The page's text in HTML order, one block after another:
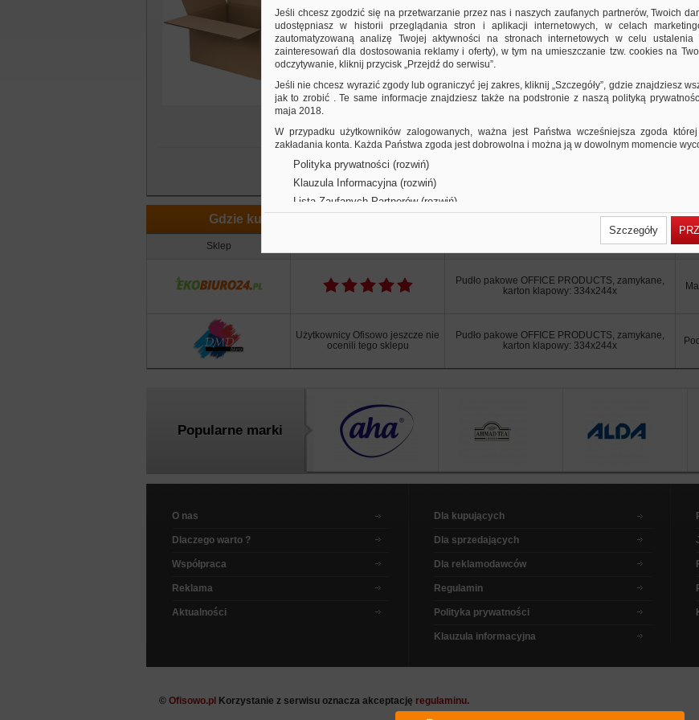
Gdzie kupić Opinie (0)
Sklep Nazwa produktu w sklepie
Pudło pakowe OFFICE PRODUCTS, zamykane,
karton klapowy: 334x244x
Użytkownicy Ofisowo jeszcze nie
ocenili tego sklepu
Pudło pakowe OFFICE PRODUCTS, zamykane,
karton klapowy: 334x244x
Popularne marki
O nas
Dlaczego warto ?
Współpraca
Reklama
Aktualności
Dla kupujących
Dla sprzedających
Dla reklamodawców
Regulamin
Polityka prywatności
Klauzula informacyjna
© Ofisowo.pl Korzystanie z serwisu oznacza akceptację regulaminu.
Jeśli chcesz zgodzić się na przetwarzanie przez nas i naszych zaufanych partnerów, Twoich
udostępniasz w historii przeglądania stron i aplikacji internetowych, w celach
zautomatyzowaną analizę Twojej aktywności na stronach internetowych w celu ustalenia
zainteresowań dla dostosowania reklamy i oferty), w tym na umieszczanie tzw. cookies na
odczytywanie, kliknij przycisk „Przejdź do serwisu”.
Jeśli nie chcesz wyrazić zgody lub ograniczyć jej zakres, kliknij „Szczegóły”, gdzie znajdziesz
jak to zrobić . Te same informacje znajdziesz także na podstronie z naszą polityką
maja 2018.
W przypadku użytkowników zalogowanych, ważna jest Państwa wcześniejsza zgoda
zakładania konta. Każda Państwa zgoda jest dobrowolna i można ją w dowolnym momencie
Polityka prywatności (rozwiń)
Klauzula Informacyjna (rozwiń)
Lista Zaufanych Partnerów (rozwiń)
Szczegóły